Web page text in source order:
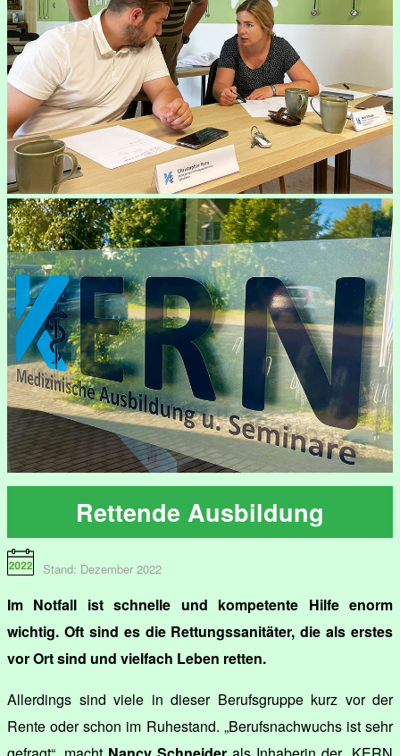
Rettende Ausbildung
Stand: Dezember 2022
Im Notfall ist schnelle und kompetente Hilfe enorm
wichtig. Oft sind es die Rettungssanitäter, die als erstes
vor Ort sind und vielfach Leben retten.
Allerdings sind viele in dieser Berufsgruppe kurz vor der
Rente oder schon im Ruhestand. „Berufsnachwuchs ist sehr